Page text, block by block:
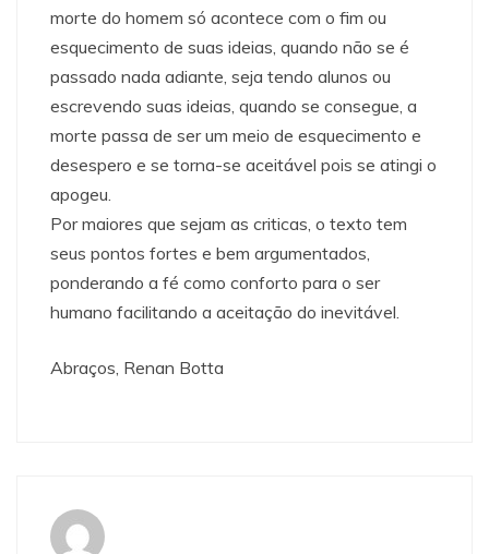
morte do homem só acontece com o fim ou
esquecimento de suas ideias, quando não se é
passado nada adiante, seja tendo alunos ou
escrevendo suas ideias, quando se consegue, a
morte passa de ser um meio de esquecimento e
desespero e se torna-se aceitável pois se atingi o
apogeu.
Por maiores que sejam as criticas, o texto tem
seus pontos fortes e bem argumentados,
ponderando a fé como conforto para o ser
humano facilitando a aceitação do inevitável.
Abraços, Renan Botta